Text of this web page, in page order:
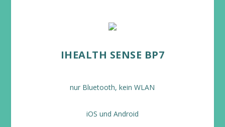
IHEALTH SENSE BP7
nur Bluetooth, kein WLAN
iOS und Android